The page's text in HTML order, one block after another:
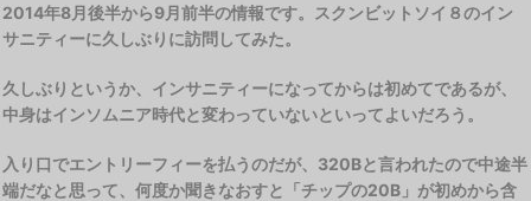
2014年8月後半から9月前半の情報です。スクンビットソイ８のイン
サニティーに久しぶりに訪問してみた。
久しぶりというか、インサニティーになってからは初めてであるが、
中身はインソムニア時代と変わっていないといってよいだろう。
入り口でエントリーフィーを払うのだが、320Bと言われたので中途半
端だなと思って、何度か聞きなおすと「チップの20B」が初めから含